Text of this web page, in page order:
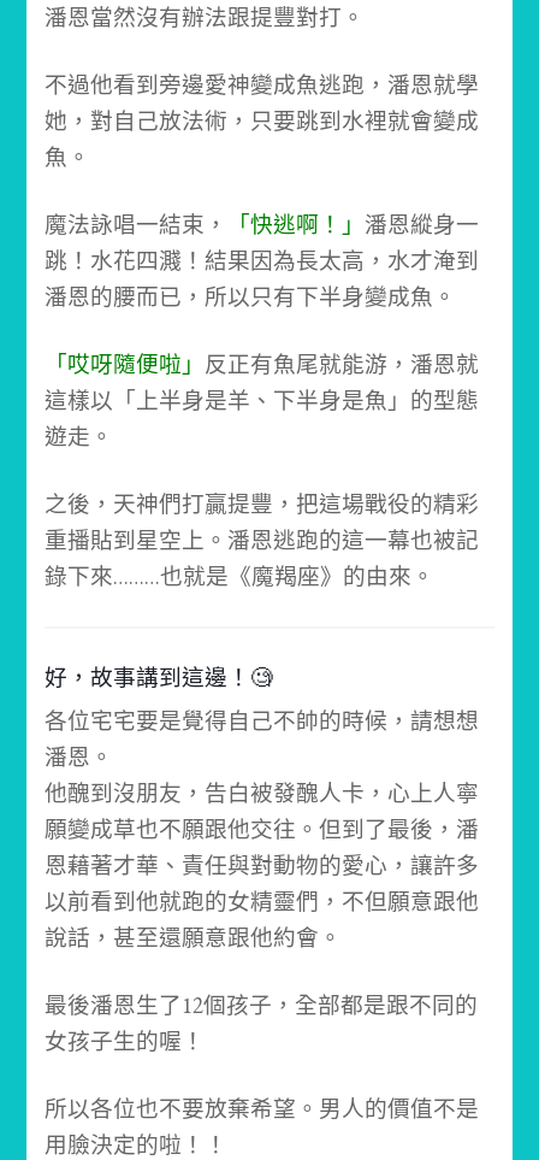
潘恩當然沒有辦法跟提豐對打。
不過他看到旁邊愛神變成魚逃跑，潘恩就學
她，對自己放法術，只要跳到水裡就會變成
魚。
魔法詠唱一結束， 「快逃啊！」 潘恩縱身一
跳！水花四濺！結果因為長太高，水才淹到
潘恩的腰而已，所以只有下半身變成魚。
「哎呀隨便啦」 反正有魚尾就能游，潘恩就
這樣以「上半身是羊、下半身是魚」的型態
遊走。
之後，天神們打贏提豐，把這場戰役的精彩
重播貼到星空上。 潘恩逃跑的這一幕也被記
錄下來………也就是《魔羯座》的由來。
好，故事講到這邊！🧐
各位宅宅要是覺得自己不帥的時候，請想想
潘恩。
他醜到沒朋友，告白被發醜人卡，心上人寧
願變成草也不願跟他交往。但到了最後，潘
恩藉著才華、責任與對動物的愛心，讓許多
以前看到他就跑的女精靈們，不但願意跟他
說話，甚至還願意跟他約會。
最後潘恩生了12個孩子，全部都是跟不同的
女孩子生的喔！
所以各位也不要放棄希望。 男人的價值不是
用臉決定的啦！！